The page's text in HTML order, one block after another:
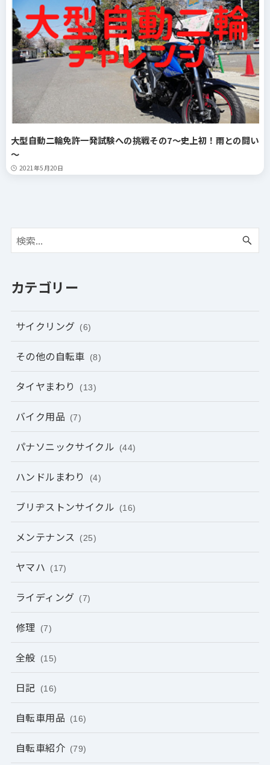
大型自動二輪免許一発試験への挑戦その7～史上初！雨との闘い
～
2021年5月20日
カテゴリー
サイクリング (6)
その他の自転車 (8)
タイヤまわり (13)
バイク用品 (7)
パナソニックサイクル (44)
ハンドルまわり (4)
ブリヂストンサイクル (16)
メンテナンス (25)
ヤマハ (17)
ライディング (7)
修理 (7)
全般 (15)
日記 (16)
自転車用品 (16)
自転車紹介 (79)